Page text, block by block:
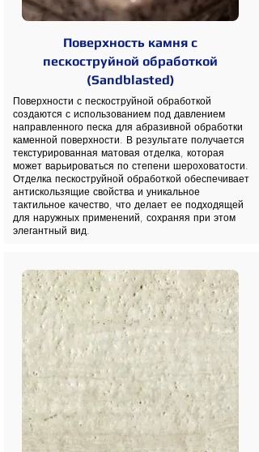
Поверхность камня с
пескоструйной обработкой
(Sandblasted)
Поверхности с пескоструйной обработкой
создаются с использованием под давлением
направленного песка для абразивной обработки
каменной поверхности. В результате получается
текстурированная матовая отделка, которая
может варьироваться по степени шероховатости.
Отделка пескоструйной обработкой обеспечивает
антискользящие свойства и уникальное
тактильное качество, что делает ее подходящей
для наружных применений, сохраняя при этом
элегантный вид.